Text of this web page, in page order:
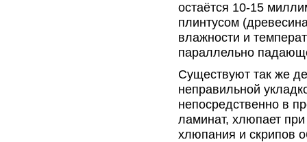
остаётся 10-15
плинтусом
влажности и
параллельно
Существуют так же
неправильной
непосредственно в
ламинат, хлюпает
хлюпания и скрипов